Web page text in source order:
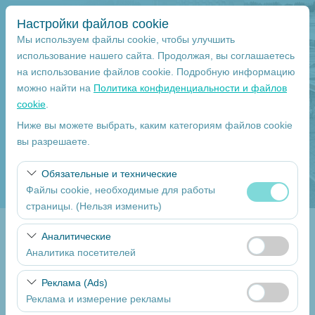
Настройки файлов cookie
Мы используем файлы cookie, чтобы улучшить
использование нашего сайта. Продолжая, вы соглашаетесь
на использование файлов cookie. Подробную информацию
можно найти на Политика конфиденциальности и файлов
cookie
Ниже вы можете выбрать, каким категориям файлов cookie
вы разрешаете.
Обязательные и технические
Файлы cookie, необходимые для работы
страницы. (Нельзя изменить)
Эти файлы cookie необходимы для корректной
работы сайта, безопасности, управления сеансами и
базовых функций. Их нельзя отключить.
Аналитические
Аналитика посетителей
Эти файлы cookie позволяют нам анализировать, как
используется наш сайт (количество посетителей,
самые посещаемые страницы, поведение
Реклама (Ads)
Реклама и измерение рекламы
Чувствительный элемент
Mersin
Указать другое место возврата машины
Дата и время пуска
Return date
09:00
Перечислите Автомобили